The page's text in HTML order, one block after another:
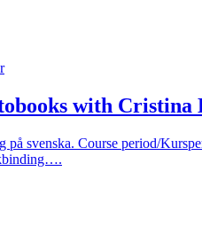
with Cristina
på svenska. Course period/